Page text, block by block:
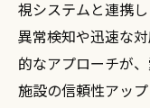
視システムと連携
異常検知や迅速な
的なアプローチが
施設の信頼性アップ